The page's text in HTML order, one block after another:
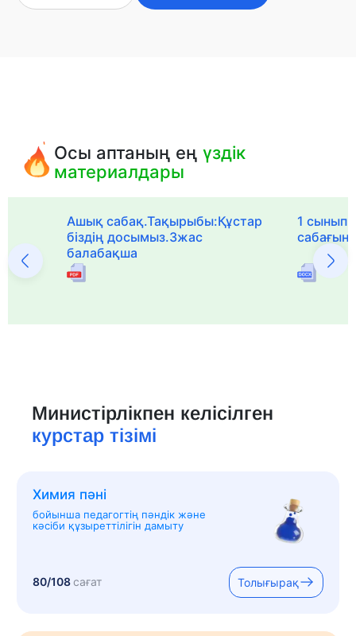
Осы аптаның еңүздік
материалдары
Ашық сабақ.Тақырыбы:Құстар
біздің досымыз.3жас
балабақша
1
Министірлікпен келісілген
курстар тізімі
Химия пәні
бойынша педагогтің пәндік және
кәсіби құзыреттілігін дамыту
80/108сағат Толығырақ